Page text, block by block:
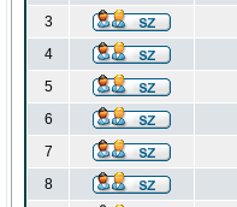
3
4
5
6
7
8